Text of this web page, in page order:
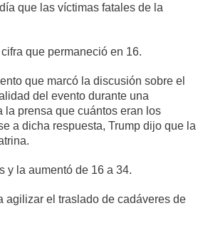
que las víctimas fatales de la
que permaneció en 16.
que marcó la discusión sobre el
del evento durante una
la prensa que cuántos eran los
a dicha respuesta, Trump dijo que la
y la aumentó de 16 a 34.
agilizar el traslado de cadáveres de